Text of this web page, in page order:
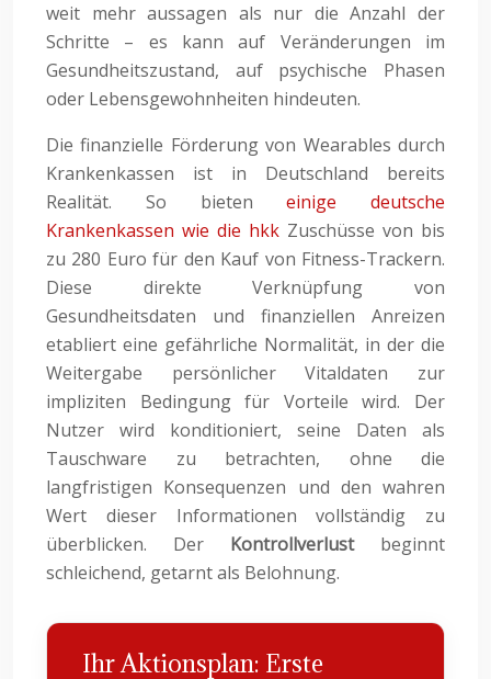
weit mehr aussagen als nur die Anzahl der
Schritte – es kann auf Veränderungen im
Gesundheitszustand, auf psychische Phasen
oder Lebensgewohnheiten hindeuten.
Die finanzielle Förderung von Wearables durch
Krankenkassen ist in Deutschland bereits
Realität. So bieteneinige deutsche
Krankenkassen wie die hkk Zuschüsse von bis
zu 280 Euro für den Kauf von Fitness-Trackern.
Diese direkte Verknüpfung von
Gesundheitsdaten und finanziellen Anreizen
etabliert eine gefährliche Normalität, in der die
Weitergabe persönlicher Vitaldaten zur
impliziten Bedingung für Vorteile wird. Der
Nutzer wird konditioniert, seine Daten als
Tauschware zu betrachten, ohne die
langfristigen Konsequenzen und den wahren
Wert dieser Informationen vollständig zu
überblicken. Der Kontrollverlustbeginnt
schleichend, getarnt als Belohnung.
Ihr Aktionsplan: Erste